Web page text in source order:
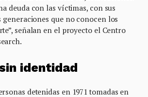
deuda con las víctimas, con sus
generaciones que no conocen los
señalan en el proyecto el Centro
identidad
detenidas en 1971 tomadas en